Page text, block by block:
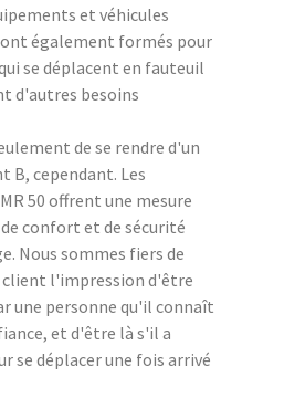
et véhicules
également formés pour
se déplacent en fauteuil
d'autres besoins
de se rendre d'un
B, cependant. Les
50 offrent une mesure
confort et de sécurité
Nous sommes fiers de
client l'impression d'être
une personne qu'il connaît
et d'être là s'il a
se déplacer une fois arrivé